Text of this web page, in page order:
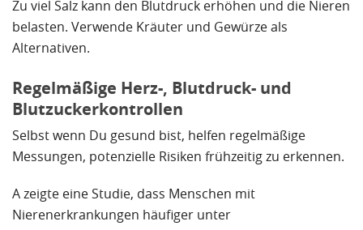
Zu viel Salz kann den Blutdruck erhöhen und die Nieren
belasten. Verwende Kräuter und Gewürze als
Alternativen.
Regelmäßige Herz-, Blutdruck- und
Blutzuckerkontrollen
Selbst wenn Du gesund bist, helfen regelmäßige
Messungen, potenzielle Risiken frühzeitig zu erkennen.
A zeigte eine Studie, dass Menschen mit
Nierenerkrankungen häufiger unter